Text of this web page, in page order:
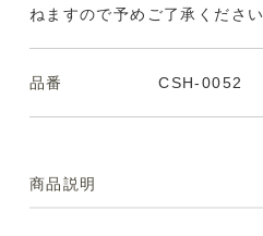
ねますので予めご了承ください
品番 CSH-0052
商品説明